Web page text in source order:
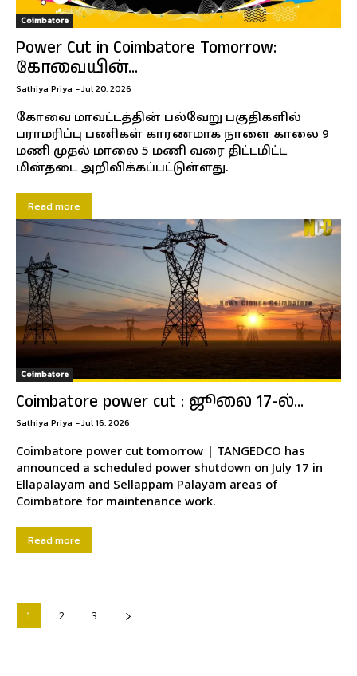
Coimbatore
Power Cut in Coimbatore Tomorrow:
கோவையின்...
Sathiya Priya -Jul 20, 2026
கோவை மாவட்டத்தின் பல்வேறு பகுதிகளில்
பராமரிப்பு பணிகள் காரணமாக நாளை காலை 9
மணி முதல் மாலை 5 மணி வரை திட்டமிட்ட
மின்தடை அறிவிக்கப்பட்டுள்ளது.
Read more
Coimbatore
Coimbatore power cut : ஜூலை 17-ல்...
Sathiya Priya -Jul 16, 2026
Coimbatore power cut tomorrow | TANGEDCO has
announced a scheduled power shutdown on July 17 in
Ellapalayam and Sellappam Palayam areas of
Coimbatore for maintenance work.
Read more
1 2 3